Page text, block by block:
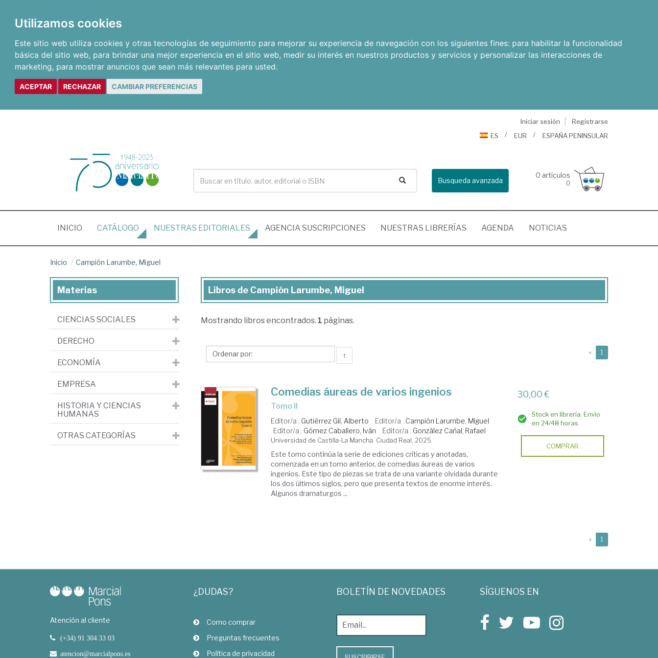
Utilizamos cookies
Este sitio web utiliza cookies y otras tecnologías de seguimiento para mejorar su experiencia de navegación con los siguientes fines: para habilitar la funcionalidad
básica del sitio web, para brindar una mejor experiencia en el sitio web, medir su interés en nuestros productos y servicios y personalizar las interacciones de
marketing, para mostrar anuncios que sean más relevantes para usted.
ACEPTAR RECHAZAR CAMBIAR PREFERENCIAS
Iniciar sesión
Registrarse
ES
EUR ESPAÑA PENINSULAR
Busqueda avanzada
0 artículos
0
INICIO (CURRENT)
CATÁLOGO NUESTRAS EDITORIALES AGENCIA SUSCRIPCIONES NUESTRAS LIBRERÍAS AGENDA NOTICIAS
Inicio Campión Larumbe, Miguel
Libros
Campión
Miguel
Libros de Campión Larumbe, Miguel
Mostrando libros encontrados. 1 páginas.
↑ « 1
Comedias áureas de varios ingenios
Tomo II
Editor/a . Gutiérrez Gil, Alberto Editor/a . Campión Larumbe, Miguel
Editor/a . Gómez Caballero, Iván Editor/a . González Cañal, Rafael
Universidad de Castilla-La Mancha. Ciudad Real, 2025
Este tomo continúa la serie de ediciones críticas y anotadas,
comenzada en un tomo anterior, de comedias áureas de varios
ingenios. Este tipo de piezas se trata de una variante olvidada durante
los dos últimos siglos, pero que presenta textos de enorme interés.
Algunos dramaturgos ...
30,00 €
Stock en librería. Envío
en 24/48 horas
COMPRAR
« 1
Materias
CIENCIAS SOCIALES
DERECHO
ECONOMÍA
EMPRESA
HISTORIA Y CIENCIAS
HUMANAS
OTRAS CATEGORÍAS
Atención al cliente
(+34) 91 304 33 03
atencion@marcialpons.es
¿DUDAS?
Como comprar
Preguntas frecuentes
Política de privacidad
BOLETÍN DE NOVEDADES SÍGUENOS EN